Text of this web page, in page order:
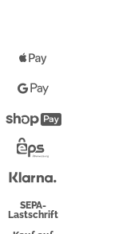
Pay
Google
Pay
Überweisung
SEPA-
Lastschrift